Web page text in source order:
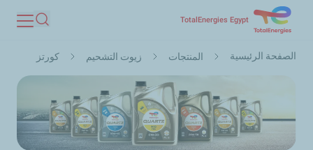
المحتوى
TotalEnergies Egypt
بحث
مسار
الصفحة الرئيسية المنتجات زيوت التشحيم كورتز